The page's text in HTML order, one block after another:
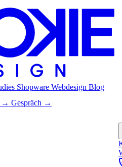
Shopware Webdesign Blog
→ Gespräch →